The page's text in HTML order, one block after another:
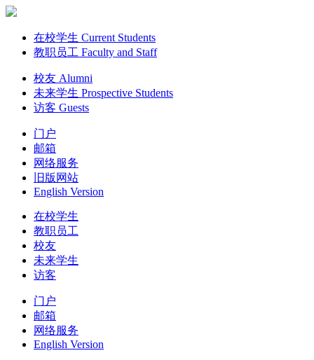
在校学生 Current Students
教职员工 Faculty and Staff
校友 Alumni
未来学生 Prospective Students
访客 Guests
门户
邮箱
网络服务
旧版网站
English Version
在校学生
教职员工
校友
未来学生
访客
门户
邮箱
网络服务
English Version